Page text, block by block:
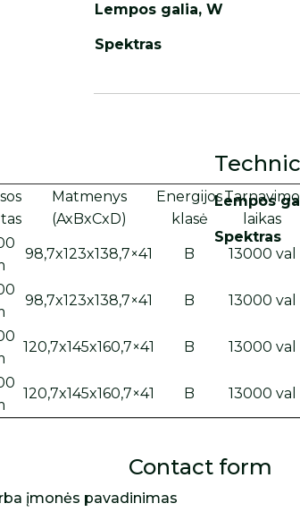
Lempos galia, W
Spektras
Matmenys
(AxBxCxD)
Energijos
klasė
Tarnavimo
laikas
98,7x123x138,7×41 B 13000 val
98,7x123x138,7×41 B 13000 val
120,7x145x160,7×41 B 13000 val
120,7x145x160,7×41 B 13000 val
Lempos
Spektras
Contact form
įmonės pavadinimas